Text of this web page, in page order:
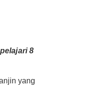
8
yang